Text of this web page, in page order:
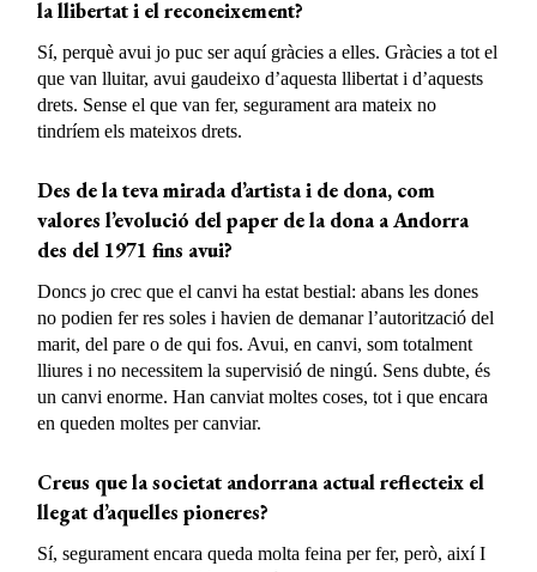
la llibertat i el reconeixement?
Sí, perquè avui jo puc ser aquí gràcies a elles. Gràcies a tot el
que van lluitar, avui gaudeixo d’aquesta llibertat i d’aquests
drets. Sense el que van fer, segurament ara mateix no
tindríem els mateixos drets.
Des de la teva mirada d’artista i de dona, com
valores l’evolució del paper de la dona a Andorra
des del 1971 fins avui?
Doncs jo crec que el canvi ha estat bestial: abans les dones
no podien fer res soles i havien de demanar l’autorització del
marit, del pare o de qui fos. Avui, en canvi, som totalment
lliures i no necessitem la supervisió de ningú. Sens dubte, és
un canvi enorme. Han canviat moltes coses, tot i que encara
en queden moltes per canviar.
Creus que la societat andorrana actual reflecteix el
llegat d’aquelles pioneres?
Sí, segurament encara queda molta feina per fer, però,així I